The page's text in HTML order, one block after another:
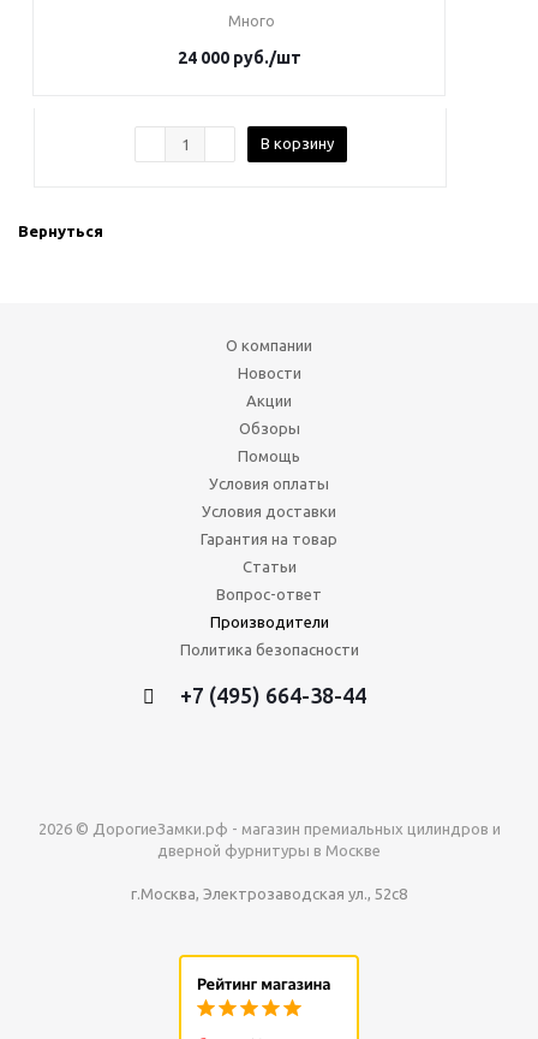
Много
24 000 руб./шт
В корзину
Вернуться
О компании
Новости
Акции
Обзоры
Помощь
Условия оплаты
Условия доставки
Гарантия на товар
Статьи
Вопрос-ответ
Производители
Политика безопасности
+7 (495) 664-38-44
2026 © ДорогиеЗамки.рф - магазин премиальных цилиндров и
дверной фурнитуры в Москве
г.Москва, Электрозаводская ул., 52с8